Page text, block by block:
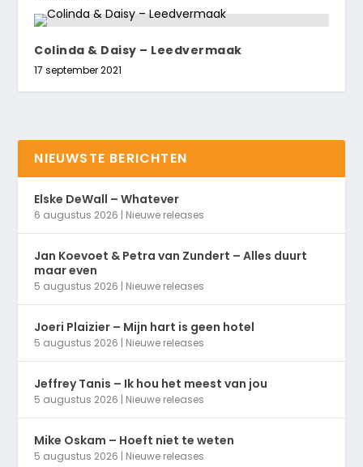
Colinda & Daisy – Leedvermaak
17 september 2021
NIEUWSTE BERICHTEN
Elske DeWall – Whatever
6 augustus 2026 | Nieuwe releases
Jan Koevoet & Petra van Zundert – Alles duurt
maar even
5 augustus 2026 | Nieuwe releases
Joeri Plaizier – Mijn hart is geen hotel
5 augustus 2026 | Nieuwe releases
Jeffrey Tanis – Ik hou het meest van jou
5 augustus 2026 | Nieuwe releases
Mike Oskam – Hoeft niet te weten
5 augustus 2026 | Nieuwe releases